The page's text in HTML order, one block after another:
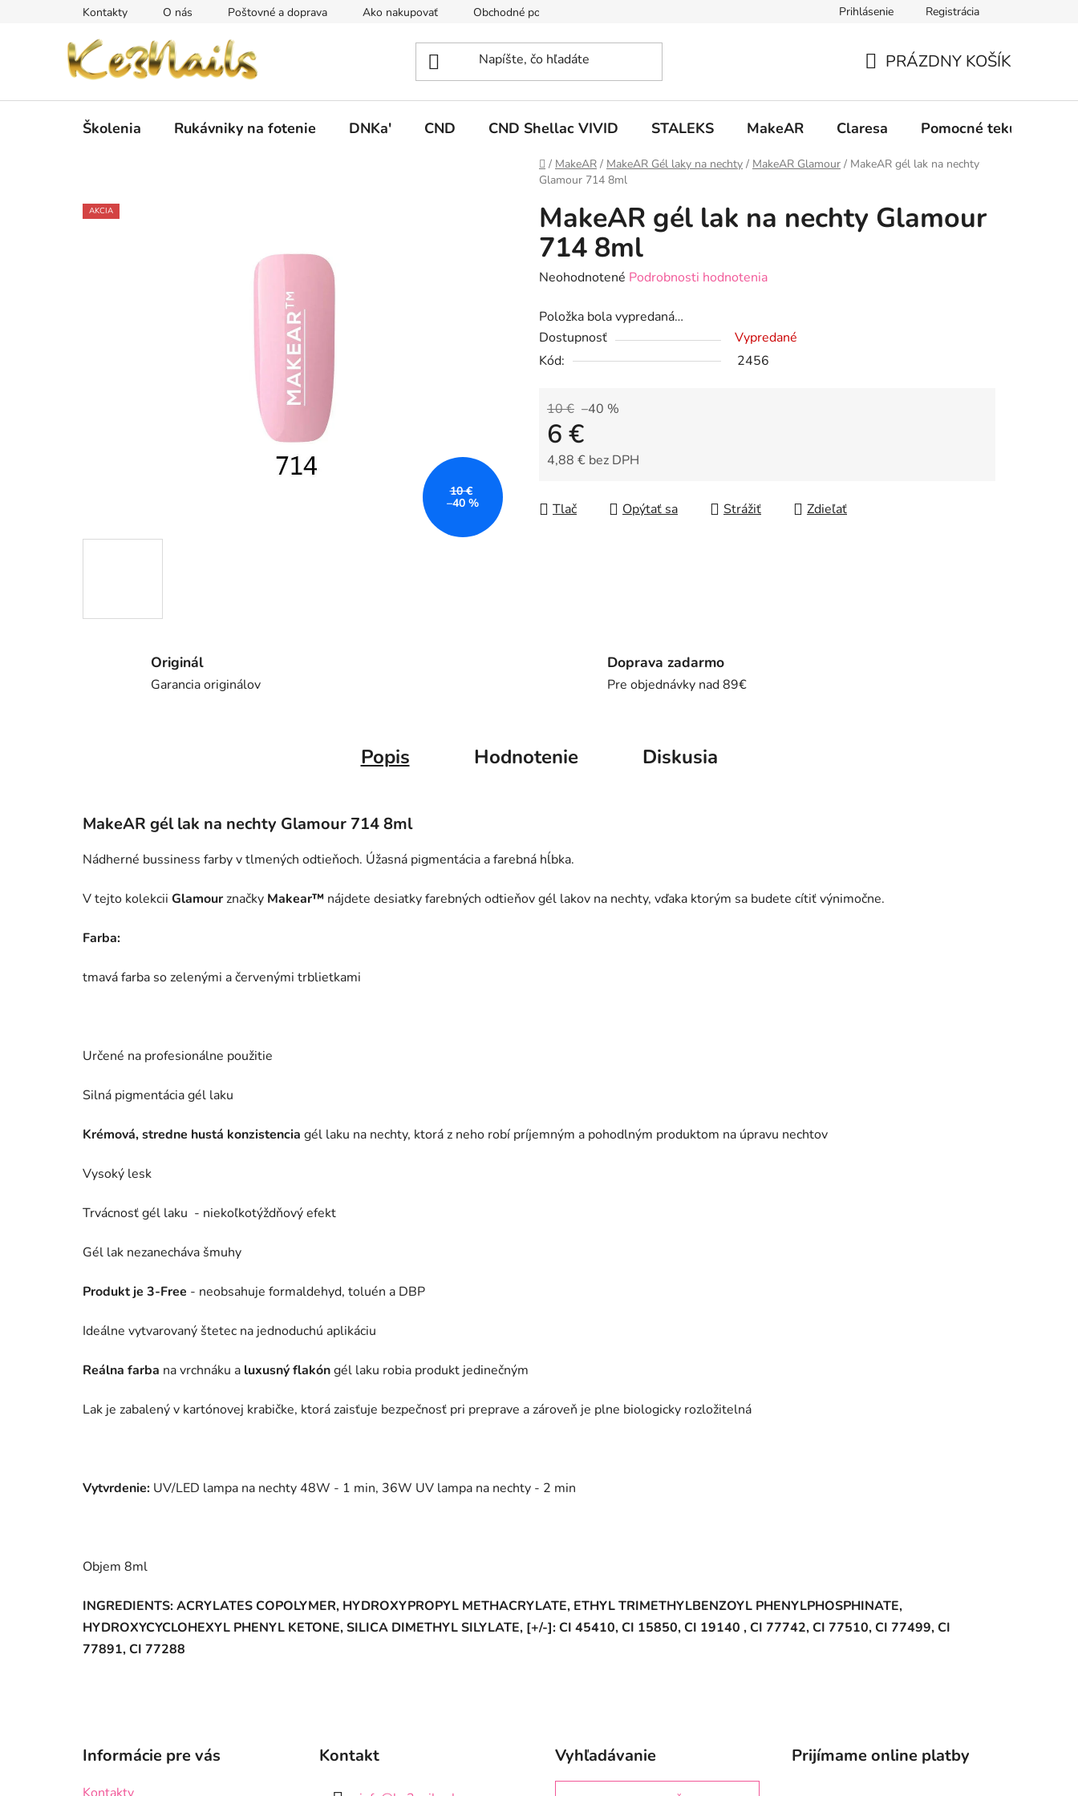
Kontakty O nás Poštovné a doprava Ako nakupovať Obchodné podmienky Formulár na odstúpenie od zmluvy
Prihlásenie Registrácia
KOŠÍK
PRÁZDNY KOŠÍK
Školenia Rukávniky na fotenie DNKa' CND CND Shellac VIVID STALEKS MakeAR Claresa Pomocné tekutiny
Domov
/ MakeAR / MakeAR Gél laky na nechty / MakeAR Glamour / MakeAR gél lak na nechty
Glamour 714 8ml
MakeAR gél lak na nechty Glamour
714 8ml
Priemerné
produktu
je
0,0
hviezdičiek.
Neohodnotené Podrobnosti hodnotenia
Položka bola vypredaná…
Dostupnosť
Vypredané
Kód:
2456
10 € –40 %
6 €
4,88 € bez DPH
Tlač
Opýtať sa Strážiť Zdieľať
AKCIA
10 €
–40 %
Originál
Garancia originálov
Doprava zadarmo
Pre objednávky nad 89€
Popis Hodnotenie Diskusia
MakeAR gél lak na nechty Glamour 714 8ml
Nádherné bussiness farby v tlmených odtieňoch. Úžasná pigmentácia a farebná hĺbka.
V tejto kolekcii Glamourznačky Makear™ nájdete desiatky farebných odtieňov gél lakov na nechty, vďaka ktorým sa budete cítiť výnimočne.
Farba:
tmavá farba so zelenými a červenými trblietkami
Určené na profesionálne použitie
Silná pigmentácia gél laku
Krémová, stredne hustá konzistencia gél laku na nechty, ktorá z neho robí príjemným a pohodlným produktom na úpravu nechtov
Vysoký lesk
Trvácnosť gél laku - niekoľkotýždňový efekt
Gél lak nezanecháva šmuhy
Produkt je 3-Free - neobsahuje formaldehyd, toluén a DBP
Ideálne vytvarovaný štetec na jednoduchú aplikáciu
Reálna farba na vrchnáku a luxusný flakóngél laku robia produkt jedinečným
Lak je zabalený v kartónovej krabičke, ktorá zaisťuje bezpečnosť pri preprave a zároveň je plne biologicky rozložitelná
Vytvrdenie: UV/LED lampa na nechty 48W - 1 min, 36W UV lampa na nechty - 2 min
Objem 8ml
INGREDIENTS: ACRYLATES COPOLYMER, HYDROXYPROPYL METHACRYLATE, ETHYL TRIMETHYLBENZOYL PHENYLPHOSPHINATE,
HYDROXYCYCLOHEXYL PHENYL KETONE, SILICA DIMETHYL SILYLATE, [+/-]: CI 45410, CI 15850, CI 19140 , CI 77742, CI 77510, CI 77499, CI
77891, CI 77288
Informácie pre vás Kontakt Vyhľadávanie Prijímame online platby